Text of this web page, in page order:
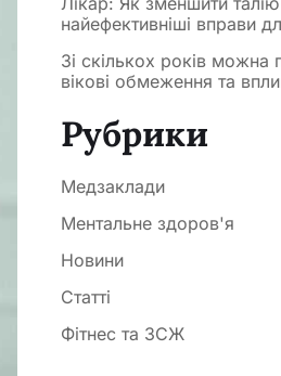
найефективніші вправи
Зі скількох років можна
вікові обмеження та
Рубрики
Медзаклади
Ментальне здоров'я
Новини
Статті
Фітнес та ЗСЖ